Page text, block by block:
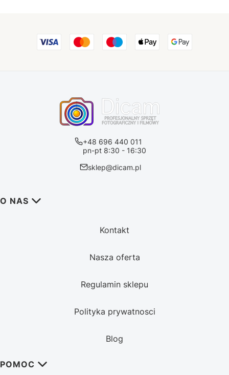
+48 696 440 011
pn-pt 8:30 - 16:30
sklep@dicam.pl
Linki w stopce
O NAS
Kontakt
Nasza oferta
Regulamin sklepu
Polityka prywatnosci
Blog
POMOC